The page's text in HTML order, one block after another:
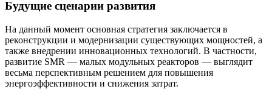
Будущие сценарии развития
На данный момент основная стратегия заключается в
реконструкции и модернизации существующих мощностей, а
также внедрении инновационных технологий. В частности,
развитие SMR — малых модульных реакторов — выглядит
весьма перспективным решением для повышения
энергоэффективности и снижения затрат.